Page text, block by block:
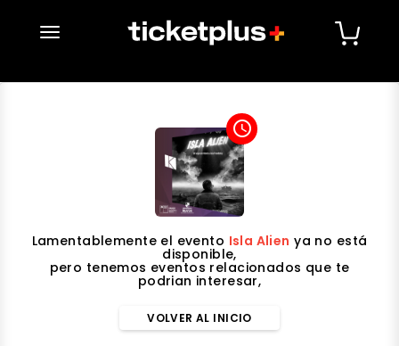
desplegar navegación
access_time
Lamentablemente el evento Isla Alien ya no está
disponible,
pero tenemos eventos relacionados que te
podrian interesar,
VOLVER AL INICIO